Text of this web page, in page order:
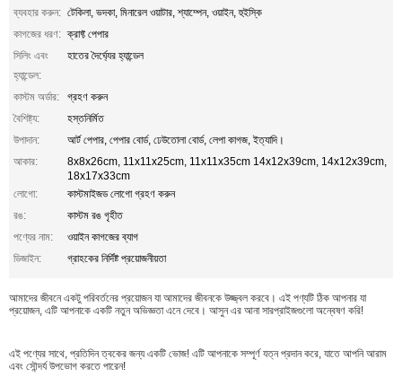
ব্যবহার করুন: টেকিলা, ভদকা, মিনারেল ওয়াটার, শ্যাম্পেন, ওয়াইন, হুইস্কি
কাগজের ধরণ: ক্রাফ্ট পেপার
সিলিং এবং
হ্যান্ডেল:
হাতের দৈর্ঘ্যের হ্যান্ডেল
কাস্টম অর্ডার:
গ্রহণ করুন
বৈশিষ্ট্য:
হস্তনির্মিত
উপাদান:
আর্ট পেপার, পেপার বোর্ড, ঢেউতোলা বোর্ড, লেপা কাগজ, ইত্যাদি।
আকার:
8x8x26cm, 11x11x25cm, 11x11x35cm 14x12x39cm, 14x12x39cm,
18x17x33cm
লোগো:
কাস্টমাইজড লোগো গ্রহণ করুন
রঙ:
কাস্টম রঙ গৃহীত
পণ্যের নাম:
ওয়াইন কাগজের ব্যাগ
ডিজাইন:
গ্রাহকের নির্দিষ্ট প্রয়োজনীয়তা
আমাদের জীবনে একটু পরিবর্তনের প্রয়োজন যা আমাদের জীবনকে উজ্জ্বল করবে। এই পণ্যটি ঠিক আপনার যা
প্রয়োজন, এটি আপনাকে একটি নতুন অভিজ্ঞতা এনে দেবে। আসুন এর আনা সারপ্রাইজগুলো অন্বেষণ করি!
এই পণ্যের সাথে, প্রতিদিন ত্বকের জন্য একটি ভোজ! এটি আপনাকে সম্পূর্ণ যত্ন প্রদান করে, যাতে আপনি আরাম
এবং সৌন্দর্য উপভোগ করতে পারেন!